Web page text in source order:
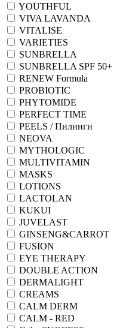
YOUTHFUL
VIVA LAVANDA
VITALISE
VARIETIES
SUNBRELLA
SUNBRELLA SPF 50+
RENEW Formula
PROBIOTIC
PHYTOMIDE
PERFECT TIME
PEELS / Пилинги
NEOVA
MYTHOLOGIC
MULTIVITAMIN
MASKS
LOTIONS
LACTOLAN
KUKUI
JUVELAST
GINSENG&CARROT
FUSION
EYE THERAPY
DOUBLE ACTION
DERMALIGHT
CREAMS
CALM DERM
CALM - RED